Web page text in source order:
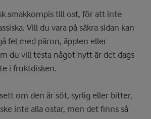
smakkompis till ost, för att inte
Vill du vara på säkra sidan kan
fel med päron, äpplen eller
du vill testa något nytt är det dags
i fruktdisken.
om den är söt, syrlig eller bitter,
inte alla ostar, men det finns så